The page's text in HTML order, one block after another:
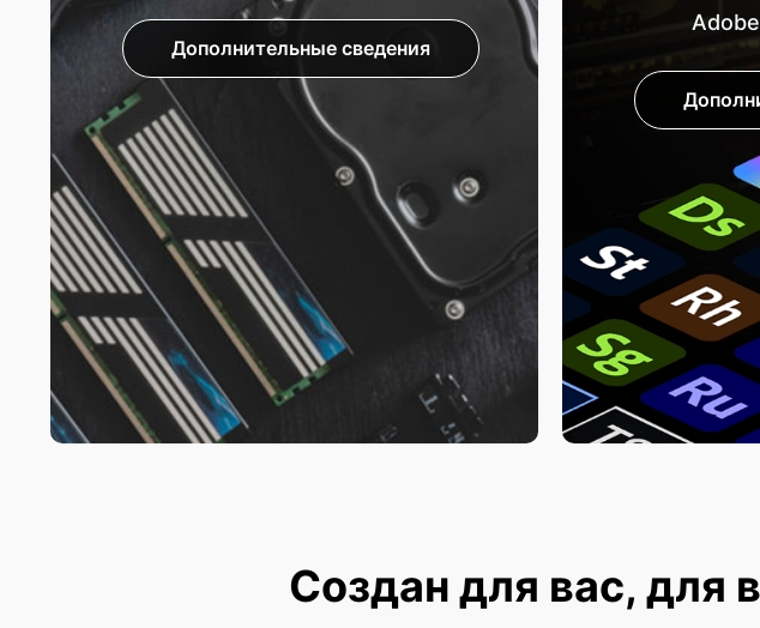
Дополнительные сведения
Создан для вас, для